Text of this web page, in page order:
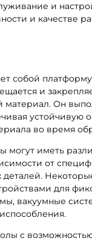
и
и качестве
собой
и
материал. Он
устойчивую
во время
могут иметь
от
для
вакуумные
с